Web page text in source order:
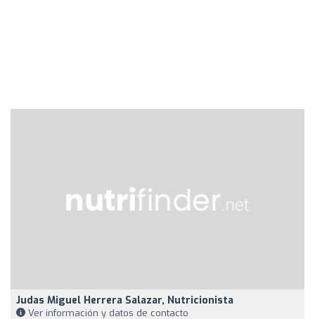
Judas Miguel Herrera Salazar, Nutricionista
Ver información y datos de contacto